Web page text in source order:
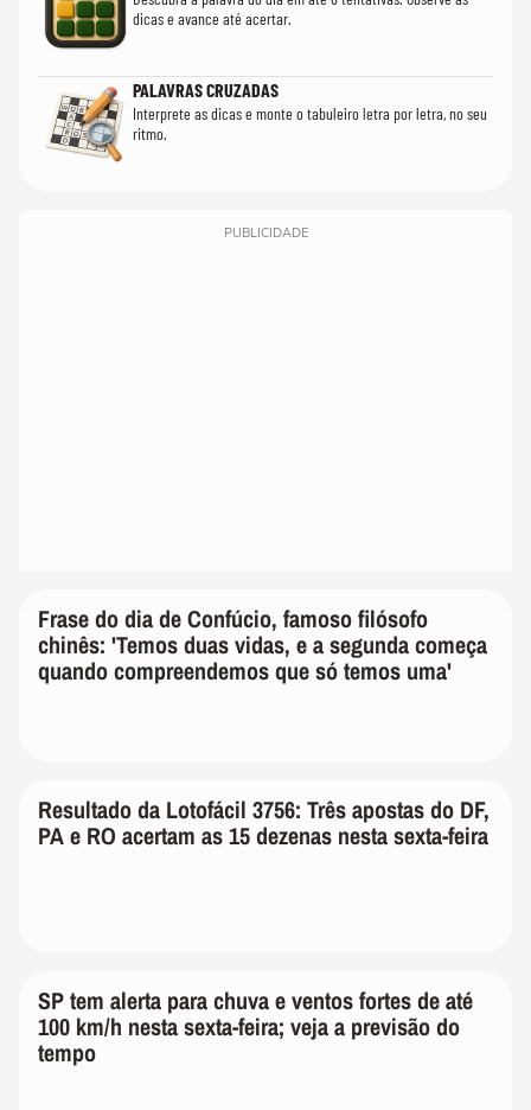
dicas e avance até acertar.
PALAVRAS CRUZADAS
Interprete as dicas e monte o tabuleiro letra por letra, no seu
ritmo.
PUBLICIDADE
Frase do dia de Confúcio,
famoso filósofo chinês: 'Temos
duas vidas, e a segunda começa
Resultado da Lotofácil 3756: Três
apostas do DF, PA e RO acertam
SP tem alerta para chuva e
ventos fortes de até 100 km/h